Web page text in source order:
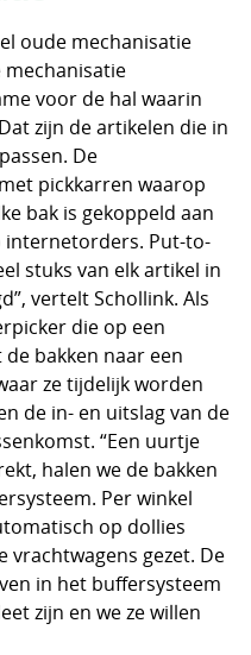
oude mechanisatie
voor de hal waarin
zijn de artikelen die in
De
pickkarren waarop
bak is gekoppeld aan
internetorders. Put-to-
stuks van elk artikel in
vertelt Schollink. Als
die op een
bakken naar een
ze tijdelijk worden
de in- en uitslag van de
“Een uurtje
halen we de bakken
Per winkel
op dollies
vrachtwagens gezet. De
in het buffersysteem
zijn en we ze willen